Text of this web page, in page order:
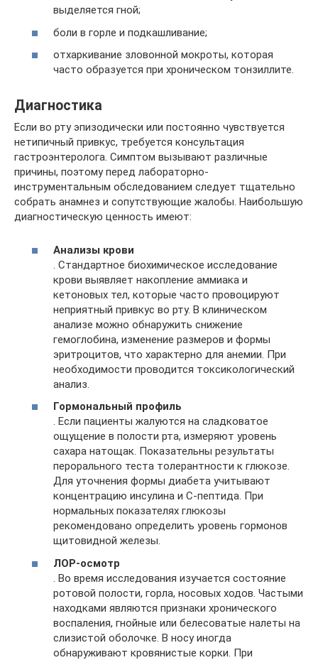
выделяется гной;
боли в горле и подкашливание;
отхаркивание зловонной мокроты, которая
часто образуется при хроническом тонзиллите.
Диагностика
Если во рту эпизодически или постоянно чувствуется
нетипичный привкус, требуется консультация
гастроэнтеролога. Симптом вызывают различные
причины, поэтому перед лабораторно-
инструментальным обследованием следует тщательно
собрать анамнез и сопутствующие жалобы. Наибольшую
диагностическую ценность имеют:
Анализы крови
. Стандартное биохимическое исследование
крови выявляет накопление аммиака и
кетоновых тел, которые часто провоцируют
неприятный привкус во рту. В клиническом
анализе можно обнаружить снижение
гемоглобина, изменение размеров и формы
эритроцитов, что характерно для анемии. При
необходимости проводится токсикологический
анализ.
Гормональный профиль
. Если пациенты жалуются на сладковатое
ощущение в полости рта, измеряют уровень
сахара натощак. Показательны результаты
перорального теста толерантности к глюкозе.
Для уточнения формы диабета учитывают
концентрацию инсулина и С-пептида. При
нормальных показателях глюкозы
рекомендовано определить уровень гормонов
щитовидной железы.
ЛОР-осмотр
. Во время исследования изучается состояние
ротовой полости, горла, носовых ходов. Частыми
находками являются признаки хронического
воспаления, гнойные или белесоватые налеты на
слизистой оболочке. В носу иногда
обнаруживают кровянистые корки. При